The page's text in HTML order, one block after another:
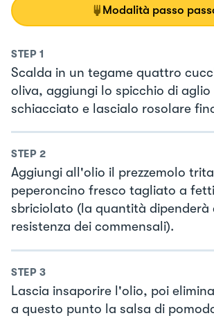
Modalità passo
STEP 1
Scalda in un tegame quattro
oliva, aggiungi lo spicchio di aglio
schiacciato e lascialo rosolare
STEP 2
Aggiungi all'olio il prezzemolo
peperoncino fresco tagliato a
sbriciolato (la quantità dipenderà
resistenza dei commensali).
STEP 3
Lascia insaporire l'olio, poi
a questo punto la salsa di